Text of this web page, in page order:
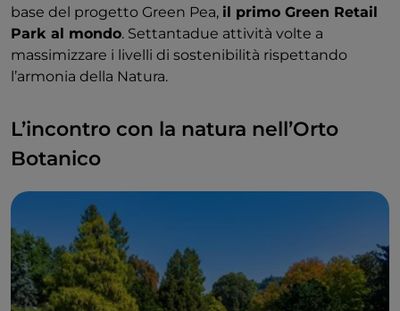
base del progetto Green Pea, il primo Green Retail
Park al mondo. Settantadue attività volte a
massimizzare i livelli di sostenibilità rispettando
l’armonia della Natura.
L’incontro con la natura nell’Orto
Botanico